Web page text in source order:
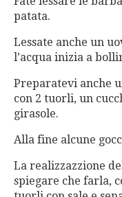
patata.
Lessate anche un
l’acqua inizia a
Preparatevi anche
con 2 tuorli, un
girasole.
Alla fine alcune
La realizzazzione
spiegare che farla,